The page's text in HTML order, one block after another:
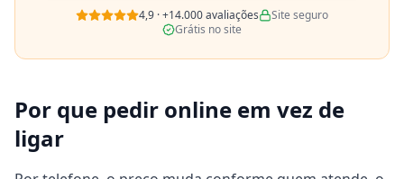
4,9 ·+14.000avaliações
Site seguro
Grátis no site
Por que pedir online em vez de
ligar